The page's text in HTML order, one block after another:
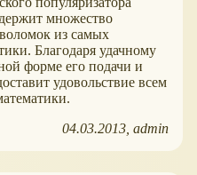
множество
из самых
Благодаря удачному
форме его подачи и
удовольствие всем
04.03.2013 admin